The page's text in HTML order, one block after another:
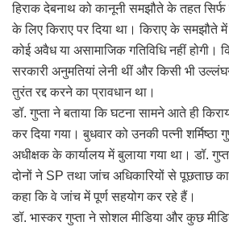
हिराक देबनाथ को कानूनी समझौते के तहत
के लिए किराए पर दिया था। किराए के समझौते
कोई अवैध या असामाजिक गतिविधि नहीं होगी।
सरकारी अनुमतियां लेनी थीं और किसी भी
तुरंत रद्द करने का प्रावधान था।
डॉ. गुप्ता ने बताया कि घटना सामने आते ही
कर दिया गया। बुधवार को उनकी पत्नी शर्मिष्ठा
अधीक्षक के कार्यालय में बुलाया गया था। डॉ.
दोनों ने SP तथा जांच अधिकारियों से पूछताछ
कहा कि वे जांच में पूर्ण सहयोग कर रहे हैं।
डॉ. भास्कर गुप्ता ने सोशल मीडिया और कुछ